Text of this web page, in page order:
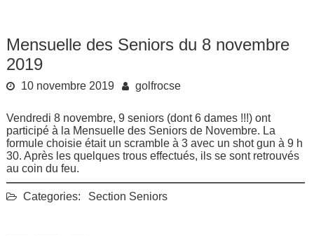
Mensuelle des Seniors du 8 novembre
2019
10 novembre 2019 golfrocse
Vendredi 8 novembre, 9 seniors (dont 6 dames !!!) ont
participé à la Mensuelle des Seniors de Novembre. La
formule choisie était un scramble à 3 avec un shot gun à 9 h
30. Après les quelques trous effectués, ils se sont retrouvés
au coin du feu.
Categories: Section Seniors